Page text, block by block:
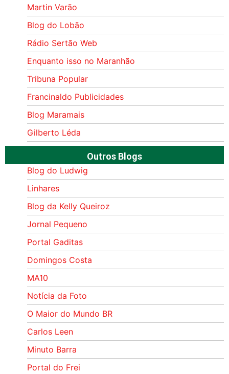
Martin Varão
Blog do Lobão
Rádio Sertão Web
Enquanto isso no Maranhão
Tribuna Popular
Francinaldo Publicidades
Blog Maramais
Gilberto Léda
Outros Blogs
Blog do Ludwig
Linhares
Blog da Kelly Queiroz
Jornal Pequeno
Portal Gaditas
Domingos Costa
MA10
Notícia da Foto
O Maior do Mundo BR
Carlos Leen
Minuto Barra
Portal do Frei